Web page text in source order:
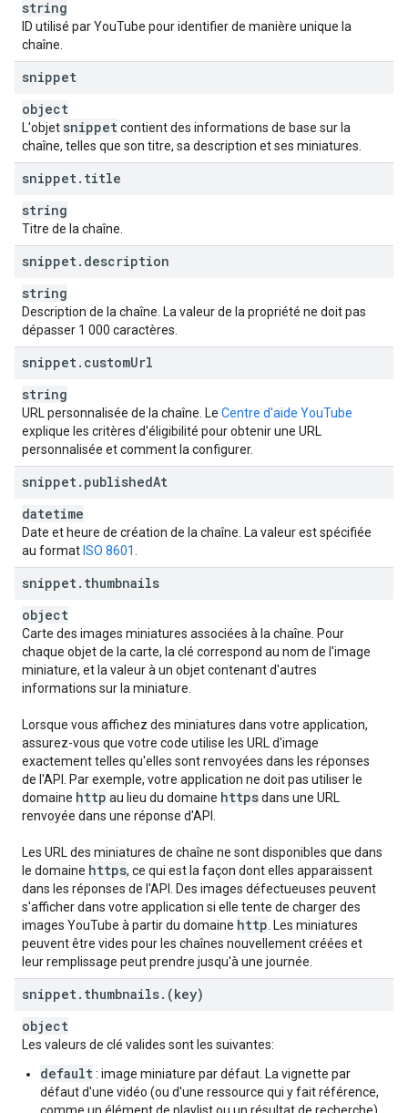
"
"longUploadsStatus": string
,
"selfDeclaredMadeForKids
}
"brandingSettings
"channel":
"title": string
,
"description": string
,
"keywords
"defaultLanguage
country " :
},
"
" textColor" : string
,
" backgroundColor
"featuredPlaylistId": string
"auditDetails
"overallGoodStanding" : boolean
,
"communityGuidelinesGoodStanding":
"copyrightStrikesGoodStanding
"contentIdClaimsGoodStanding": boolean
},
"contentOwnerDetails
"contentOwner" : string
,
"timeLinked
},
"localizations"
"description": string
}
}
string
ID utilisé par YouTube pour identifier de manière unique la
chaîne.
snippet
object
L'objet snippetcontient des informations de base sur la
chaîne, telles que son titre, sa description et ses miniatures.
snippet. title
string
Titre de la chaîne.
snippet. description
string
Description de la chaîne. La valeur de la propriété ne doit pas
dépasser 1 000 caractères.
snippet. customUrl
string
URL personnalisée de la chaîne. Le Centre d'aide YouTube
explique les critères d'éligibilité pour obtenir une URL
personnalisée et comment la configurer.
snippet. publishedAt
datetime
Date et heure de création de la chaîne. La valeur est spécifiée
au format ISO 8601
snippet. thumbnails
object
Carte des images miniatures associées à la chaîne. Pour
chaque objet de la carte, la clé correspond au nom de l'image
miniature, et la valeur à un objet contenant d'autres
informations sur la miniature.
Lorsque vous affichez des miniatures dans votre application,
assurez-vous que votre code utilise les URL d'image
exactement telles qu'elles sont renvoyées dans les réponses
de l'API. Par exemple, votre application ne doit pas utiliser le
domaine http au lieu du domaine httpsdans une URL
renvoyée dans une réponse d'API.
Les URL des miniatures de chaîne ne sont disponibles que dans
le domaine https, ce qui est la façon dont elles apparaissent
dans les réponses de l'API. Des images défectueuses peuvent
s'afficher dans votre application si elle tente de charger des
images YouTube à partir du domaine http . Les miniatures
peuvent être vides pour les chaînes nouvellement créées et
leur remplissage peut prendre jusqu'à une journée.
snippet. thumbnails. (key)
object
Les valeurs de clé valides sont les suivantes:
default: image miniature par défaut. La vignette par
défaut d'une vidéo (ou d'une ressource qui y fait référence,